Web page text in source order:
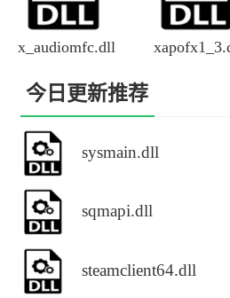
x_audiomfc.dll
今日更新推荐
sysmain.dll
sqmapi.dll
steamclient64.dll